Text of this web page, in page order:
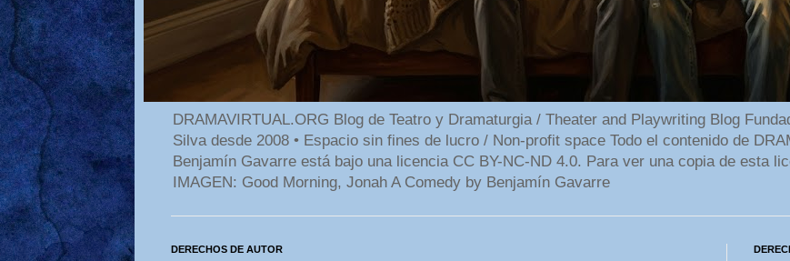
DRAMAVIRTUAL.ORG Blog de Teatro y Dramaturgia / Theater and Playwriting Blog
Silva desde 2008 • Espacio sin fines de lucro / Non-profit space Todo el contenido de
Benjamín Gavarre está bajo una licencia CC BY-NC-ND 4.0. Para ver una copia de esta
IMAGEN: Good Morning, Jonah A Comedy by Benjamín Gavarre
DERECHOS DE AUTOR